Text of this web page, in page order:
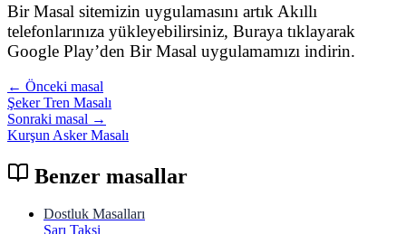
Bir Masal sitemizin uygulamasını artık Akıllı
telefonlarınıza yükleyebilirsiniz, Buraya tıklayarak
Google Play’den Bir Masal uygulamamızı indirin.
← Önceki masal
Şeker Tren Masalı
Sonraki masal →
Kurşun Asker Masalı
Benzer masallar
Dostluk Masalları
Sarı Taksi